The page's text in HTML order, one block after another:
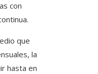
con
que
la
hasta en